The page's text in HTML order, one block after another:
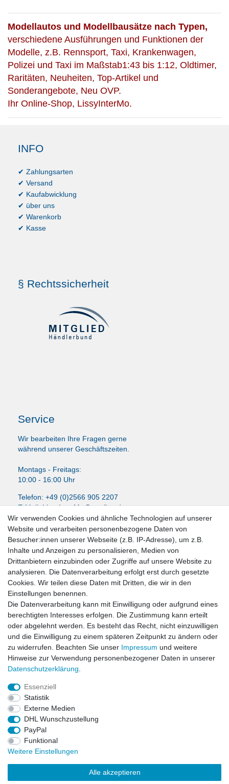
Modellautos und Modellbausätze nach Typen,
verschiedene Ausführungen und Funktionen der
Modelle, z.B. Rennsport, Taxi, Krankenwagen,
Polizei und Taxi im Maßstab1:43 bis 1:12, Oldtimer,
Raritäten, Neuheiten, Top-Artikel und
Sonderangebote, Neu OVP.
Ihr Online-Shop, LissyInterMo.
INFO
✔ Zahlungsarten
✔ Versand
✔ Kaufabwicklung
✔ über uns
✔ Warenkorb
✔ Kasse
§ Rechtssicherheit
Service
Wir bearbeiten Ihre Fragen gerne
während unserer Geschäftszeiten.
Montags - Freitags:
10:00 - 16:00 Uhr
Telefon: +49 (0)2566 905 2207
E-Mail:LissyInterMo@t-online.de
News-Letter abonieren
VORNAME NACHNAME
E-MAIL **
Newsletter
Honig
Hiermit bestätige ich, dass ich dieDaten­schutz­erklärunggelesen habe. Meine
Einwilligung kann ich jederzeit widerrufen.**
Abonnieren
Impressum
Widerrufs­recht
Wir verwenden Cookies und ähnliche Technologien auf unserer
Website und verarbeiten personenbezogene Daten von
Besucher:innen unserer Webseite (z.B. IP-Adresse), um z.B.
Inhalte und Anzeigen zu personalisieren, Medien von
Drittanbietern einzubinden oder Zugriffe auf unsere Website zu
analysieren. Die Datenverarbeitung erfolgt erst durch gesetzte
Cookies. Wir teilen diese Daten mit Dritten, die wir in den
Einstellungen benennen.
Die Datenverarbeitung kann mit Einwilligung oder aufgrund eines
berechtigten Interesses erfolgen. Die Zustimmung kann erteilt
oder abgelehnt werden. Es besteht das Recht, nicht einzuwilligen
und die Einwilligung zu einem späteren Zeitpunkt zu ändern oder
zu widerrufen. Beachten Sie unser Impressum und weitere
Hinweise zur Verwendung personenbezogener Daten in unserer
Daten­schutz­erklärung
Essenziell
Statistik
Externe Medien
DHL Wunschzustellung
PayPal
Funktional
Weitere Einstellungen
Alle akzeptieren
LissyInterMo Modellautos Modellbausätze Vitrinen Modellautos